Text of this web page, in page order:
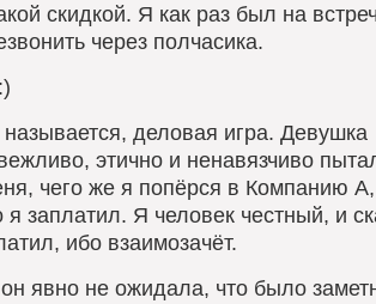
скидкой. Я как раз был на
через полчасика.
деловая игра. Девушка
этично и ненавязчиво
чего же я попёрся в Компанию
я заплатил. Я человек честный, и
ибо взаимозачёт.
он явно не ожидала, что было